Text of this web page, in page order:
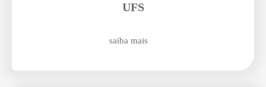
UFS
saiba mais